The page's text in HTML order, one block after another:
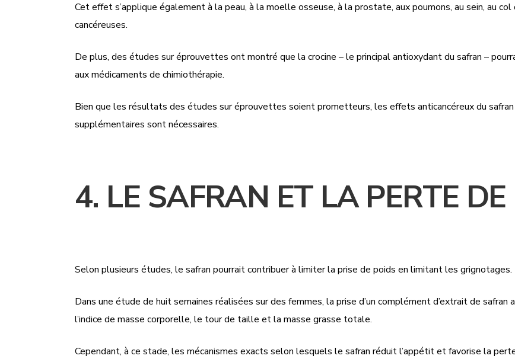
Cet effet s’applique également à la peau, à la moelle osseuse, à la prostate, aux poumons, au sein, au
cancéreuses.
De plus, des études sur éprouvettes ont montré que la crocine – le principal antioxydant du safran –
aux médicaments de chimiothérapie.
Bien que les résultats des études sur éprouvettes soient prometteurs, les effets anticancéreux du
supplémentaires sont nécessaires.
4. LE SAFRAN ET LA PERTE
Selon plusieurs études, le safran pourrait contribuer à limiter la prise de poids en limitant les grignotages.
Dans une étude de huit semaines réalisées sur des femmes, la prise d’un complément d’extrait de
l’indice de masse corporelle, le tour de taille et la masse grasse totale.
Cependant, à ce stade, les mécanismes exacts selon lesquels le safran réduit l’appétit et favorise la